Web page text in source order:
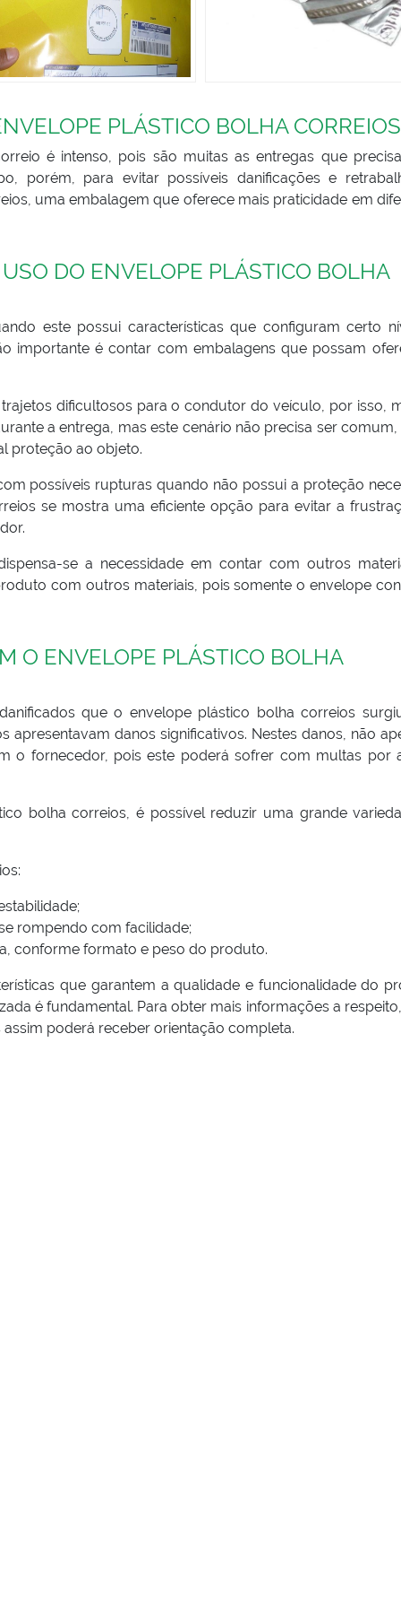
PLÁSTICO BOLHA CORREIOS
é intenso, pois são muitas as entregas que
porém, para evitar possíveis danificações e
uma embalagem que oferece mais praticidade em
DO ENVELOPE PLÁSTICO BOLHA
este possui características que configuram certo
importante é contar com embalagens que possam
dificultosos para o condutor do veículo, por isso,
a entrega, mas este cenário não precisa ser
proteção ao objeto.
possíveis rupturas quando não possui a proteção
se mostra uma eficiente opção para evitar a
se a necessidade em contar com outros
com outros materiais, pois somente o envelope
O ENVELOPE PLÁSTICO BOLHA
que o envelope plástico bolha correios
apresentavam danos significativos. Nestes danos, não
o fornecedor, pois este poderá sofrer com multas por
bolha correios, é possível reduzir uma grande
rompendo com facilidade;
conforme formato e peso do produto.
que garantem a qualidade e funcionalidade do
é fundamental. Para obter mais informações a
poderá receber orientação completa.